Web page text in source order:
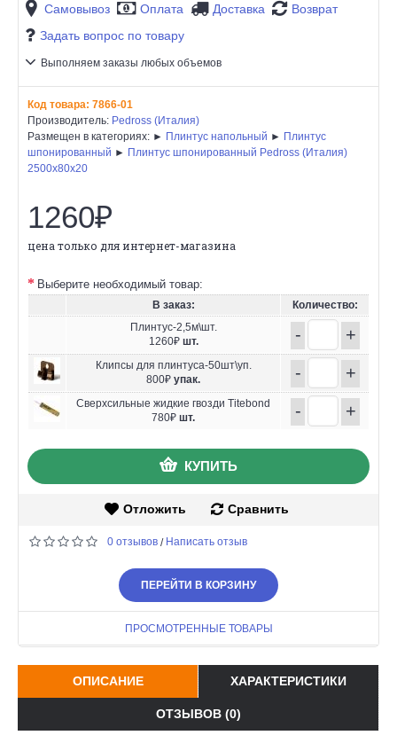
Самовывоз Оплата Доставка
Возврат
Задать вопрос по товару
Выполняем заказы любых объемов
Код товара: 7866-01
Производитель: Pedross (Италия)
Размещен в категориях: ► Плинтус напольный ► Плинтус
шпонированный ► Плинтус шпонированный Pedross (Италия)
2500х80х20
1260₽
цена только для интернет-магазина
Выберите необходимый товар:
В заказ:
Количество:
Плинтус-2,5м\шт.
1260₽ шт. - +
Клипсы для плинтуса-50шт\уп.
800₽ упак. - +
Сверхсильные жидкие гвозди Titebond
780₽ шт. - +
КУПИТЬ
Отложить Сравнить
0 отзывов / Написать отзыв
ПЕРЕЙТИ В КОРЗИНУ
ПРОСМОТРЕННЫЕ ТОВАРЫ
ОПИСАНИЕ ХАРАКТЕРИСТИКИ
ОТЗЫВОВ (0)